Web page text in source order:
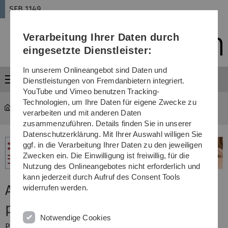
Direkt
Direkt
Direkt
(Sprache,
Drucken,
Media)
Direkt
Direkt
SFB 1149
Menü
A02: Modulation of synaptic
plasticity after trauma
Verarbeitung Ihrer Daten durch
eingesetzte Dienstleister:
In unserem Onlineangebot sind Daten und
Dienstleistungen von Fremdanbietern integriert.
YouTube und Vimeo benutzen Tracking-
Technologien, um Ihre Daten für eigene Zwecke zu
verarbeiten und mit anderen Daten
zusammenzuführen. Details finden Sie in unserer
Datenschutzerklärung. Mit Ihrer Auswahl willigen Sie
ggf. in die Verarbeitung Ihrer Daten zu den jeweiligen
Zwecken ein. Die Einwilligung ist freiwillig, für die
Nutzung des Onlineangebotes nicht erforderlich und
kann jederzeit durch Aufruf des Consent Tools
widerrufen werden.
Notwendige Cookies